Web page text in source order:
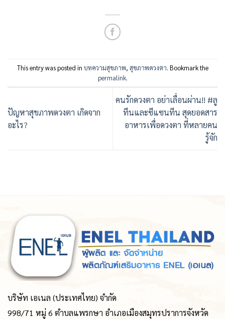
This entry was posted in บทความสุขภาพ, สุขภาพดวงตา. Bookmark the
permalink.
ปัญหาสุขภาพดวงตา เกิดจาก
อะไร?
คนรักดวงตา อย่าเลื่อนผ่าน!! #ลู
ทีนและซีแซนทีน สุดยอดสาร
อาหารเพื่อดวงตา ที่หลายคน
รู้จัก
บริษัท เอเนล (ประเทศไทย) จำกัด
998/71 หมู่ 6 ตำบลแพรกษา อำเภอเมืองสมุทรปราการจังหวัด